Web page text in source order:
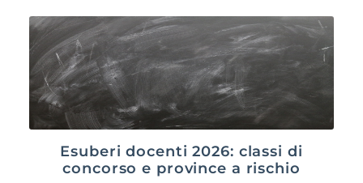
Esuberi docenti 2026: classi di
concorso e province a rischio